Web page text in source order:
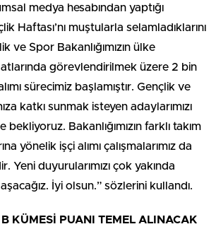
medya hesabından yaptığı
Haftası’nı muştularla selamladıklarını
ve Spor Bakanlığımızın ülke
görevlendirilmek üzere 2 bin
sürecimiz başlamıştır. Gençlik ve
katkı sunmak isteyen adaylarımızı
Bakanlığımızın farklı takım
yönelik işçi alımı çalışmalarımız da
Yeni duyurularımızı çok yakında
İyi olsun.” sözlerini kullandı.
KÜMESİ PUANI TEMEL ALINACAK